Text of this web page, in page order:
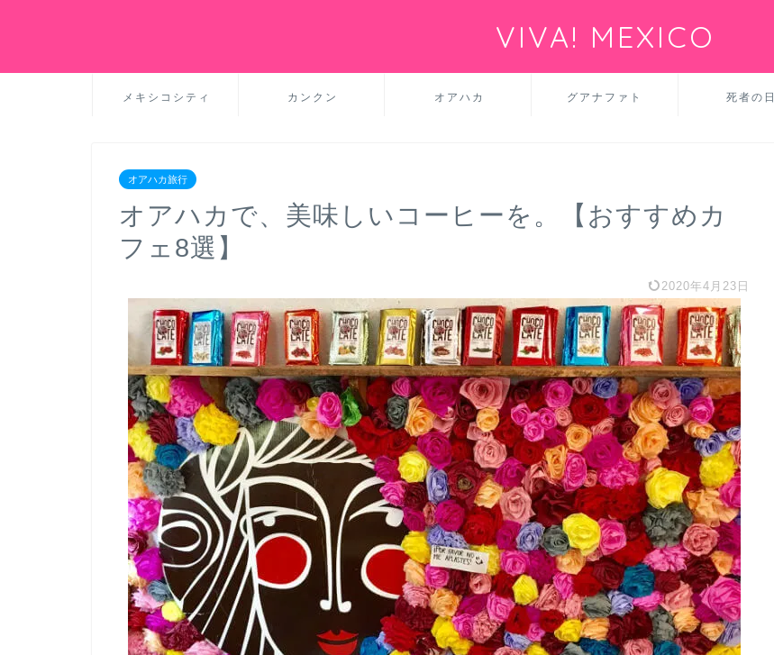
VIVA! MEXICO
メキシコシティ カンクン オアハカ グアナファト 死者の日
オアハカ旅行
オアハカで、美味しいコーヒーを。【おすすめカ
フェ8選】
2020年4月23日